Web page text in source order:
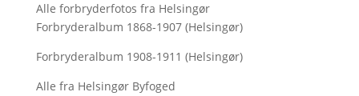
Alle forbryderfotos fra Helsingør
Forbryderalbum 1868-1907 (Helsingør)
Forbryderalbum 1908-1911 (Helsingør)
Alle fra Helsingør Byfoged